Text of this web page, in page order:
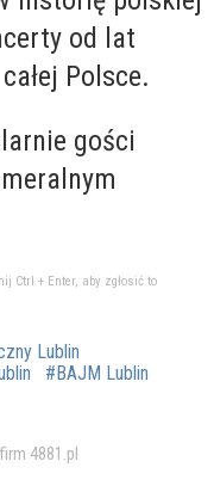
od lat
Polsce.
gości
Ctrl + Enter, aby zgłosić to
Lublin
#BAJM Lublin
4881.pl